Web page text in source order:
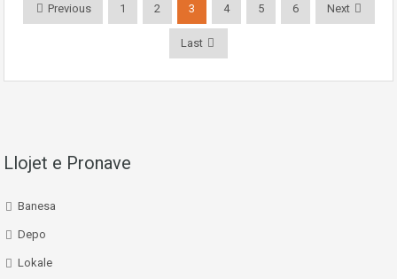
Previous 1 2 3 4 5 6 Next
Last
Llojet e Pronave
Banesa
Depo
Lokale